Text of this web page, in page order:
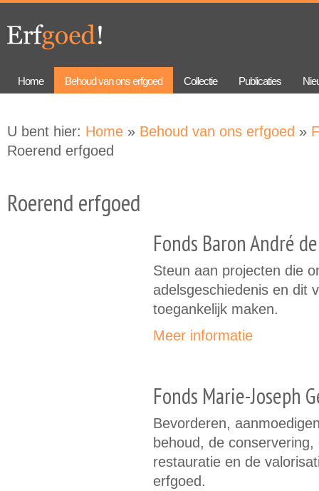
gaan
navigation
Home Behoud van ons erfgoed Collectie Publicaties
U bent hier: Home » Behoud van ons erfgoed »
Roerend erfgoed
Roerend erfgoed
Fonds Baron André
Steun aan projecten die
adelsgeschiedenis en dit
toegankelijk maken.
Meer informatie
Fonds Marie-Joseph
Bevorderen,
behoud, de
restauratie en de
erfgoed.